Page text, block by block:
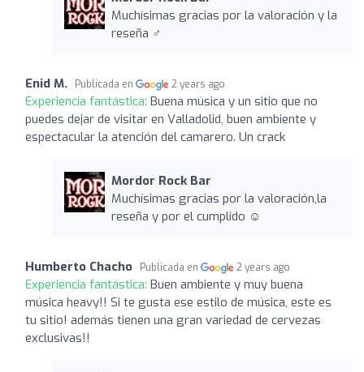
Muchísimas gracias por la valoración y la
reseña ‍♂️
Enid M. Publicada en 2 years ago
Experiencia fantástica: Buena música y un sitio que no
puedes dejar de visitar en Valladolid, buen ambiente y
espectacular la atención del camarero. Un crack
Mordor Rock Bar
Muchísimas gracias por la valoración,la
reseña y por el cumplido ☺️
Humberto Chacho Publicada en 2 years ago
Experiencia fantástica: Buen ambiente y muy buena
música heavy!! Si te gusta ese estilo de música, este es
tu sitio! además tienen una gran variedad de cervezas
exclusivas!!